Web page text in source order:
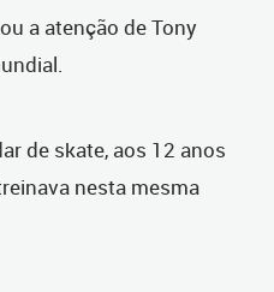
a atenção de Tony
de skate, aos 12 anos
nesta mesma